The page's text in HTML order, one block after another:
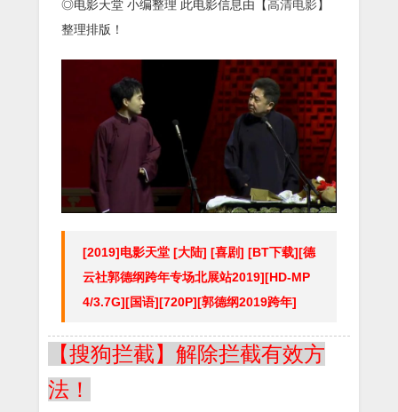
◎电影天堂 小编整理 此电影信息由【高清电影】
整理排版！
[2019]电影天堂 [大陆] [喜剧] [BT下载][德
云社郭德纲跨年专场北展站2019][HD-MP
4/3.7G][国语][720P][郭德纲2019跨年]
【搜狗拦截】解除拦截有效方
法！